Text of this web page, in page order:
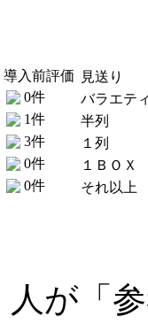
導入前評価
0件
1件
3件
0件
0件
見送り
バラエテ
半列
１列
１ＢＯＸ
それ以上
人が「